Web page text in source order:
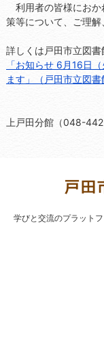
利用者の皆様におか
策等について、ご理解
詳しくは戸田市立図書
「お知らせ 6月16日
ます」（戸田市立図書
上戸田分館（048-442-
学びと交流のプラットフ